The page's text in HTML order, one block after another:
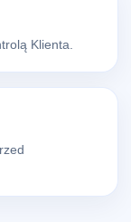
Klienta.